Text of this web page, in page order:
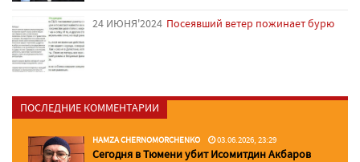
24 ИЮНЯ'2024 Посеявший ветер пожинает бурю
ПОСЛЕДНИЕ КОММЕНТАРИИ
HAMZA CHERNOMORCHENKO 03.06.2026, 23:29
Сегодня в Тюмени убит Исомитдин Акбаров